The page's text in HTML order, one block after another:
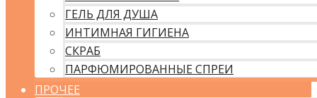
ГЕЛЬ ДЛЯ ДУША
ИНТИМНАЯ ГИГИЕНА
СКРАБ
ПАРФЮМИРОВАННЫЕ СПРЕИ
ПРОЧЕЕ